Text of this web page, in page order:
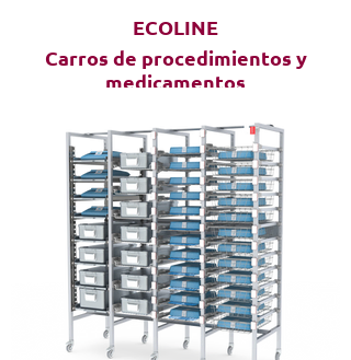
ECOLINE
Carros de procedimientos y
medicamentos